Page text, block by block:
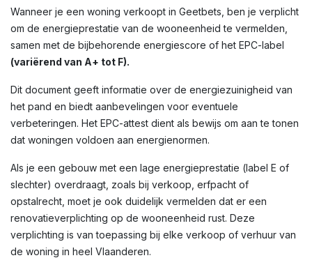
Wanneer je een woning verkoopt in Geetbets, ben je verplicht
om de energieprestatie van de wooneenheid te vermelden,
samen met de bijbehorende energiescore of het EPC-label
(variërend van A+ tot F).
Dit document geeft informatie over de energiezuinigheid van
het pand en biedt aanbevelingen voor eventuele
verbeteringen. Het EPC-attest dient als bewijs om aan te tonen
dat woningen voldoen aan energienormen.
Als je een gebouw met een lage energieprestatie (label E of
slechter) overdraagt, zoals bij verkoop, erfpacht of
opstalrecht, moet je ook duidelijk vermelden dat er een
renovatieverplichting op de wooneenheid rust. Deze
verplichting is van toepassing bij elke verkoop of verhuur van
de woning in heel Vlaanderen.